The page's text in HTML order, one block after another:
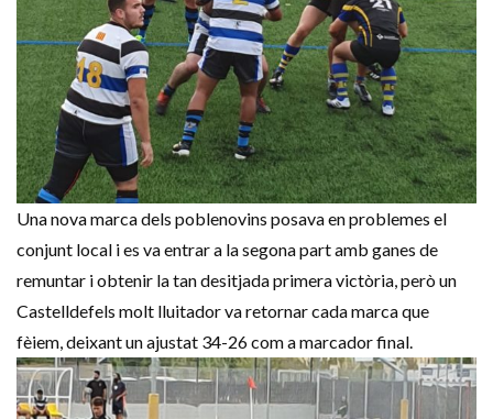
Una nova marca dels poblenovins posava en problemes el
conjunt local i es va entrar a la segona part amb ganes de
remuntar i obtenir la tan desitjada primera victòria, però un
Castelldefels molt lluitador va retornar cada marca que
fèiem, deixant un ajustat 34-26 com a marcador final.